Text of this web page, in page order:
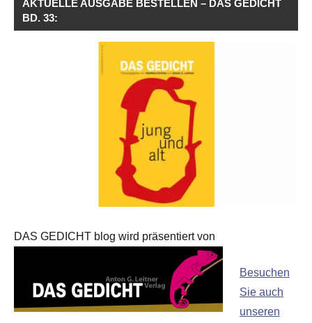
AKTUELLE AUSGABE BESTELLEN – DAS GEDICHT
BD. 33:
DAS GEDICHT blog wird präsentiert von
Besuchen
Sie auch
unseren